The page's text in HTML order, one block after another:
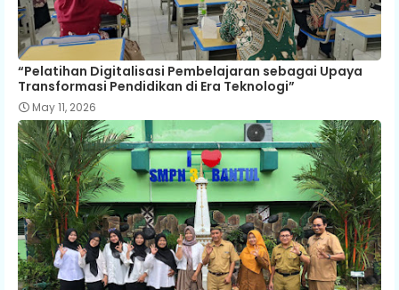
“Pelatihan Digitalisasi Pembelajaran sebagai Upaya
Transformasi Pendidikan di Era Teknologi”
May 11, 2026